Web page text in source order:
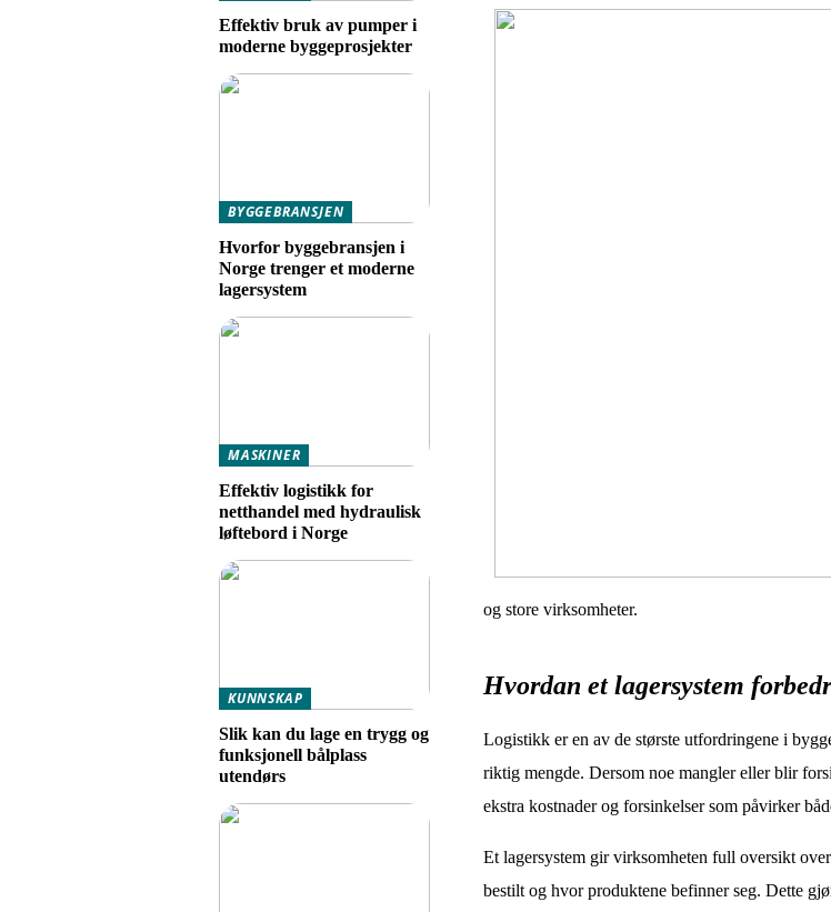
og store virksomheter.
Hvordan et lagersystem
Logistikk er en av de største utfordringene i
riktig mengde. Dersom noe mangler eller blir
ekstra kostnader og forsinkelser som påvirker
Et lagersystem gir virksomheten full oversikt
bestilt og hvor produktene befinner seg. Dette
Effektiv bruk av pumper i
moderne byggeprosjekter
BYGGEBRANSJEN
Hvorfor byggebransjen i
Norge trenger et moderne
lagersystem
MASKINER
Effektiv logistikk for
netthandel med hydraulisk
løftebord i Norge
KUNNSKAP
Slik kan du lage en trygg og
funksjonell bålplass
utendørs